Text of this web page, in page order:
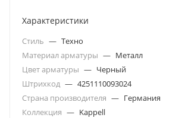
Характеристики
Стиль — Техно
Материал арматуры — Металл
Цвет арматуры — Черный
Штрихкод — 4251110093024
Страна производителя — Германия
Коллекция — Kappell